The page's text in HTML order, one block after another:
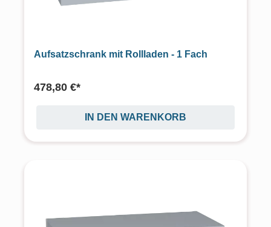
Aufsatzschrank mit Rollladen - 1 Fach
478,80 €*
IN DEN WARENKORB